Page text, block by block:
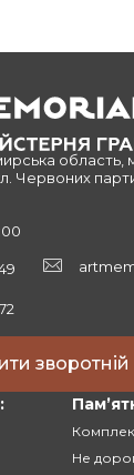
область,
Червоних
зворотній
Не